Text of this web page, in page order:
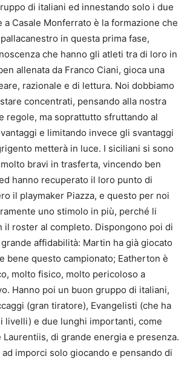
di italiani ed innestando solo i due
a Casale Monferrato è la formazione che
in questa prima fase,
che hanno gli atleti tra di loro in
allenata da Franco Ciani, gioca una
razionale e di lettura. Noi dobbiamo
concentrati, pensando alla nostra
regole, ma soprattutto sfruttando al
e limitando invece gli svantaggi
metterà in luce. I siciliani si sono
bravi in trasferta, vincendo ben
hanno recuperato il loro punto di
il playmaker Piazza, e questo per noi
uno stimolo in più, perché li
il roster al completo. Dispongono poi di
affidabilità: Martin ha già giocato
bene questo campionato; Eatherton è
molto fisico, molto pericoloso a
Hanno poi un buon gruppo di italiani,
(gran tiratore), Evangelisti (che ha
livelli) e due lunghi importanti, come
Laurentiis, di grande energia e presenza.
imporci solo giocando e pensando di